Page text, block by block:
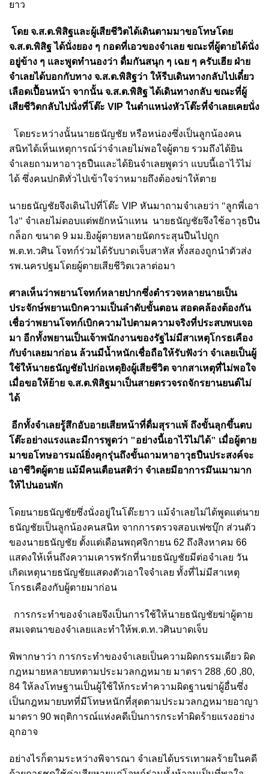
ยาว
โดย จ.ส.ต.พิสิฐและผู้เสียชีวิตได้เดินตามมาขอโทษโดย
จ.ส.ต.พิสิฐ ได้นั่งยอง ๆ กอดที่เอวของจำเลย ขณะที่ผู้ตายได้นั่ง
อยู่ข้าง ๆ และพูดทำนองว่า ดื่มกันสนุก ๆ เฉย ๆ ครับเฮีย ฝ่าย
จำเลยได้บอกกับทาง จ.ส.ต.พิสิฐว่า ให้รีบเดินทางกลับไปเดี๋ยว
เลือดเปื้อนหน้า จากนั้น จ.ส.ต.พิสิฐ ได้เดินทางกลับ ขณะที่ผู้
เสียชีวิตกลับไปนั่งที่โต๊ะ VIP ในตำแหน่งหัวโต๊ะที่จำเลยเคยนั่ง
โดยระหว่างนั้นนายธนัญชัย หรือหน่องซึ่งเป็นลูกน้องคน
สนิทได้เห็นเหตุการณ์ว่าจำเลยไม่พอใจผู้ตาย รวมถึงได้ยิน
จำเลยถามหาอาวุธปืนและได้ยินจำเลยพูดว่า แบบนี้เอาไว้ไม่
ได้ ซึ่งคนปกติทั่วไปเข้าใจว่าหมายถึงต้องฆ่าให้ตาย
นายธนัญชัยจึงเดินไปที่โต๊ะ VIP หันมาถามจำเลยว่า "ลูกพี่เอา
ไง" จำเลยไม่ตอบแต่พยักหน้าแทน นายธนัญชัยจึงใช้อาวุธปืน
กล็อก ขนาด 9 มม.ยิงผู้ตายหลายนัดกระสุนปืนไปถูก
พ.ต.ท.วศิน โจทก์ร่วมได้รับบาดเจ็บสาหัส ทั้งสองถูกนำตัวส่ง
รพ.นครปฐมโดยผู้ตายเสียชีวิตเวลาต่อมา
ศาลเห็นว่าพยานโจทก์หลายปากซึ่งตำรวจหลายนายเป็น
ประจักษ์พยานเบิกความเป็นลำดับขั้นตอน สอดคล้องต้องกัน
เชื่อว่าพยานโจทก์เบิกความไปตามความจริงที่ประสบพบเจอ
มา อีกทั้งพยานเป็นเจ้าพนักงานของรัฐไม่มีสาเหตุโกรธเคือง
กับจำเลยมาก่อน ล้วนมีน้ำหนักเชื่อถือให้รับฟังว่า จำเลยเป็นผู้
ใช้ให้นายธนัญชัยไปก่อเหตุยิงผู้เสียชีวิต จากสาเหตุที่ไม่พอใจ
เมื่อขอให้ย้าย จ.ส.ต.พิสิฐมาเป็นสายตรวจรถจักรยานยนต์ไม่
ได้
อีกทั้งจำเลยรู้สึกอับอายเสียหน้าที่ดื่มสุราแพ้ ถึงขั้นลุกขึ้นตบ
โต๊ะอย่างแรงและมีการพูดว่า "อย่างนี้เอาไว้ไม่ได้" เมื่อผู้ตาย
มาขอโทษอารมณ์ยิ่งคุกรุ่นถึงขั้นถามหาอาวุธปืนประสงค์จะ
เอาชีวิตผู้ตาย แม้มีคนเตือนสติว่า จำเลยมีอาการมึนเมามาก
ให้ไปนอนพัก
โดยนายธนัญชัยซึ่งนั่งอยู่ในโต๊ะยาว แม้จำเลยไม่ได้พูดแต่นาย
ธนัญชัยเป็นลูกน้องคนสนิท จากการตรวจสอบเฟซบุ๊ก ส่วนตัว
ของนายธนัญชัย ตั้งแต่เดือนพฤศจิกายน 62 ถึงสิงหาคม 66
แสดงให้เห็นถึงความเคารพรักที่นายธนัญชัยมีต่อจำเลย วัน
เกิดเหตุนายธนัญชัยแสดงตัวเอาใจจำเลย ทั้งที่ไม่มีสาเหตุ
โกรธเคืองกับผู้ตายมาก่อน
การกระทำของจำเลยจึงเป็นการใช้ให้นายธนัญชัยฆ่าผู้ตาย
สมเจตนาของจำเลยและทำให้พ.ต.ท.วศินบาดเจ็บ
พิพากษาว่า การกระทำของจำเลยเป็นความผิดกรรมเดียว ผิด
กฎหมายหลายบทตามประมวลกฎหมาย มาตรา 288 ,60 ,80,
84 ให้ลงโทษฐานเป็นผู้ใช้ให้กระทำความผิดฐานฆ่าผู้อื่นซึ่ง
เป็นกฎหมายบทที่มีโทษหนักที่สุดตามประมวลกฎหมายอาญา
มาตรา 90 พฤติการณ์แห่งคดีเป็นการกระทำผิดร้ายแรงอย่าง
อุกอาจ
อย่างไรก็ตามระหว่างพิจารณา จำเลยได้บรรเทาผลร้ายในคดี